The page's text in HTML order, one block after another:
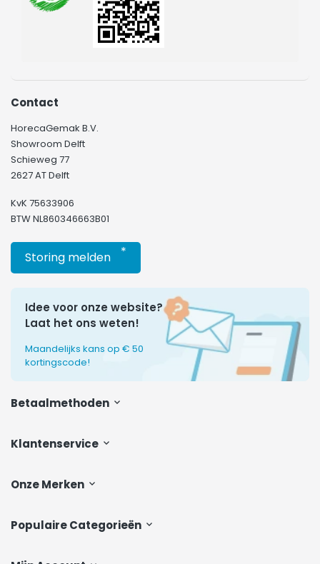
Klantenservice
Onze Merken
Populaire Categorieën
Contact
HorecaGemak B.V.
Showroom Delft
Schieweg 77
2627 AT Delft
KvK 75633906
BTW NL860346663B01
Storing melden *
Idee voor onze website?
Laat het ons weten!
Maandelijks kans op € 50
kortingscode!
Betaalmethoden